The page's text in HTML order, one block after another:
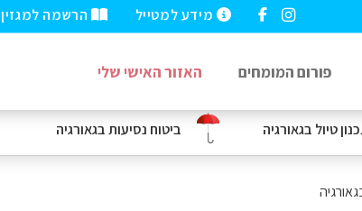
טיול בגאורגיה ביטוח נסיעותבגאורגיה
הרשמה למגזין מידע למטייל
פורום המומחים האזור האישי שלי